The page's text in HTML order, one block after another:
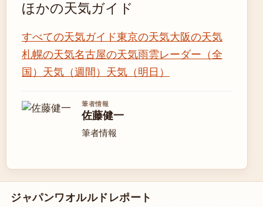
ほかの天気ガイド
すべての天気ガイド東京の天気大阪の天気
札幌の天気名古屋の天気雨雲レーダー（全
国） 天気（週間） 天気（明日）
筆者情報
佐藤健一
筆者情報
ジャパンワオルルドレポート